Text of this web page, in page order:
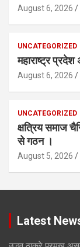
August 6, 2026
UNCATEGORIZED
महाराष्ट्र
August 6, 2026
UNCATEGORIZED
क्षत्रिय समाज
से गठन ।
August 5, 2026
Latest